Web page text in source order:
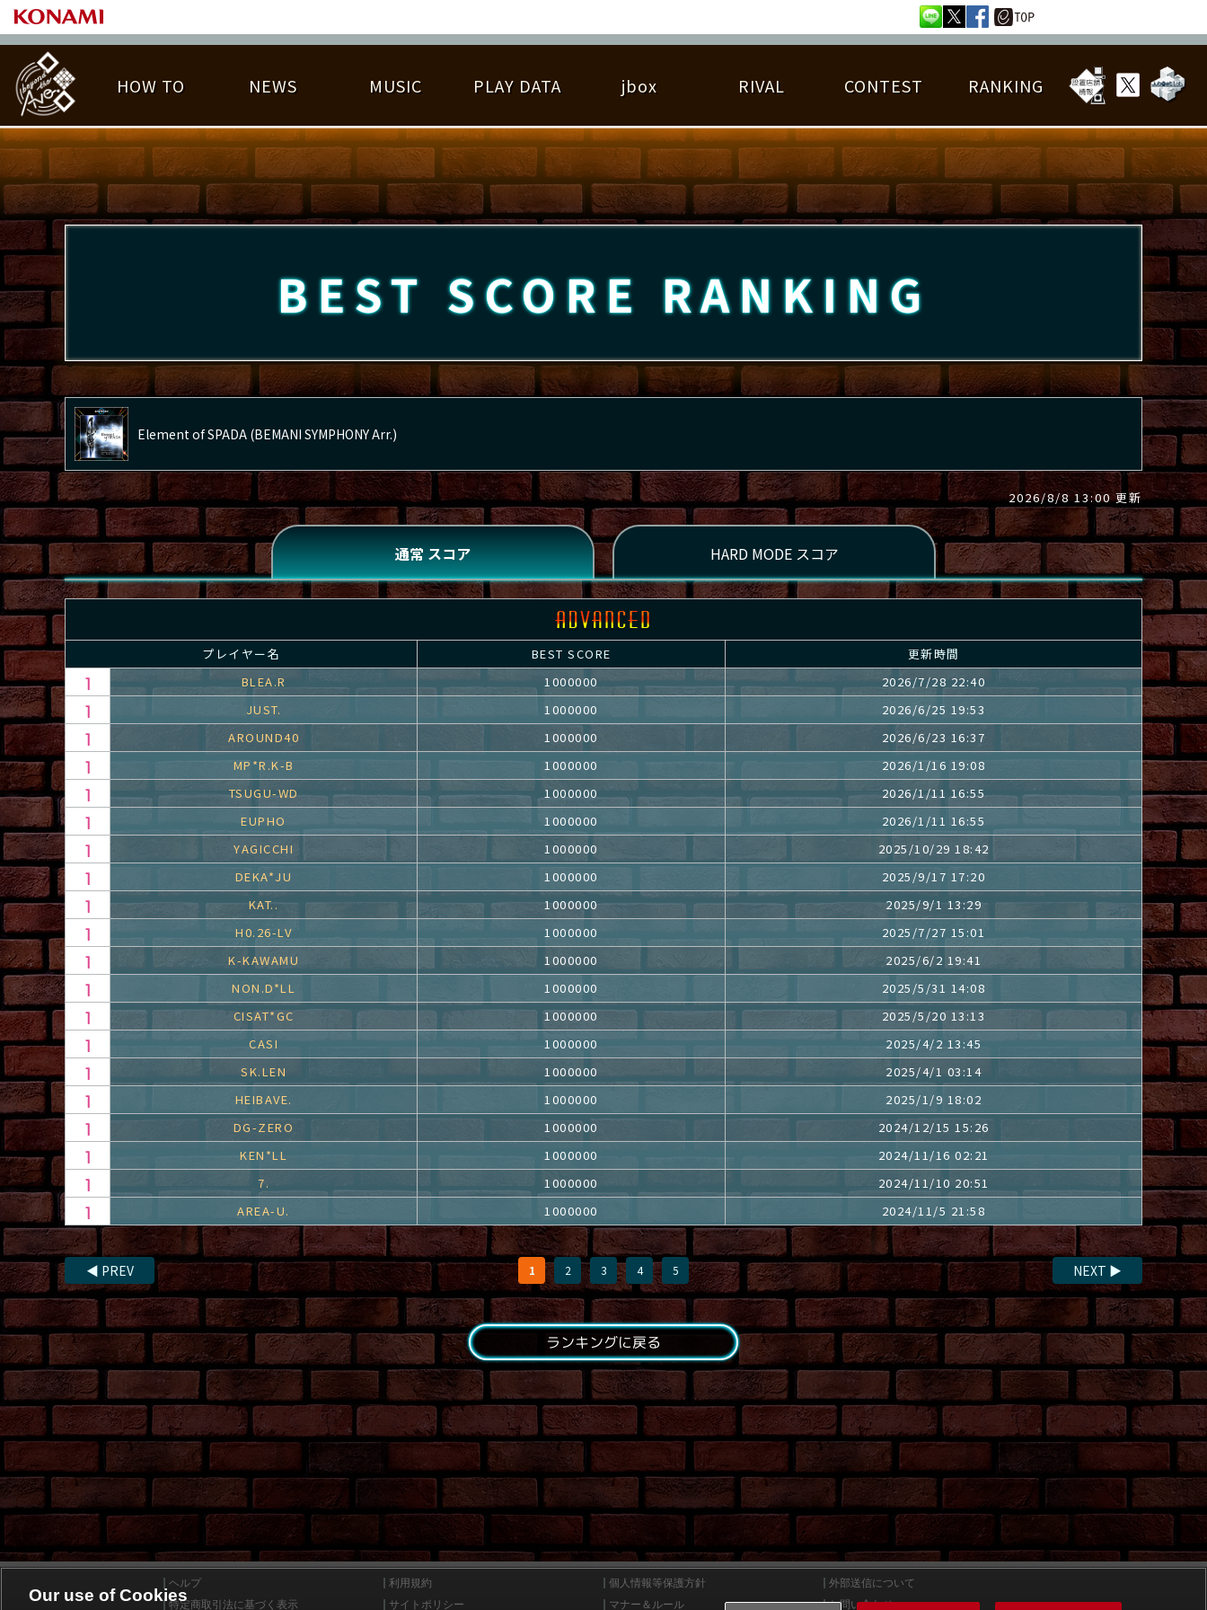
HOW TO
基本の遊び方 遊び方ガイド
NEWS MUSIC
遊べる楽曲 アーティスト紹介
PLAY DATA
PLAY DATA TOP EMBLEM ゆびベル 楽曲データ 詳細楽曲データ
称号 プレー履歴 プレーグラフ ねんごろチャレンジ EDIT譜面
jbox RIVAL
ライバル一覧 逆ライバル一覧 ライバル比較 プレーヤー検索 フレンドリスト
CONTEST
大会参加 大会開催 大会参加情報 大会とは？
RANKING
LICENSE HIT CHART ORIGINAL HIT CHART BEST SCORE RANKING TOTAL BEST SCORE RANKING
BEST SCORE RANKING
Element of SPADA (BEMANI SYMPHONY Arr.)
2026/8/8 13:00 更新
プレイヤー名 BEST SCORE
更新時間
BLEA.R
1000000
2026/7/28 22:40
JUST.
1000000
2026/6/25 19:53
AROUND40
1000000
2026/6/23 16:37
MP*R.K-B
1000000
2026/1/16 19:08
TSUGU-WD
1000000
2026/1/11 16:55
EUPHO
1000000
2026/1/11 16:55
YAGICCHI
1000000
2025/10/29 18:42
DEKA*JU
1000000
2025/9/17 17:20
KAT..
1000000
2025/9/1 13:29
H0.26-LV
1000000
2025/7/27 15:01
K-KAWAMU
1000000
2025/6/2 19:41
NON.D*LL
1000000
2025/5/31 14:08
CISAT*GC
1000000
2025/5/20 13:13
CASI
1000000
2025/4/2 13:45
SK.LEN
1000000
2025/4/1 03:14
HEIBAVE.
1000000
2025/1/9 18:02
DG-ZERO
1000000
2024/12/15 15:26
KEN*LL
1000000
2024/11/16 02:21
7.
1000000
2024/11/10 20:51
AREA-U.
1000000 2024/11/5 21:58
◀ PREV 1 2 3 4 5 NEXT ▶
ランキングに戻る
ヘルプ 利用規約 個人情報等保護方針
外部送信について
特定商取引法に基づく表示
サイトポリシー マナー＆ルール お問い合わせ
Our use of Cookies